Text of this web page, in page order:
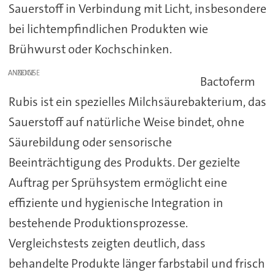
Sauerstoff in Verbindung mit Licht, insbesondere
bei lichtempfindlichen Produkten wie
Brühwurst oder Kochschinken.
ANZEIGE
Bactoferm
Rubis ist ein spezielles Milchsäurebakterium, das
Sauerstoff auf natürliche Weise bindet, ohne
Säurebildung oder sensorische
Beeinträchtigung des Produkts. Der gezielte
Auftrag per Sprühsystem ermöglicht eine
effiziente und hygienische Integration in
bestehende Produktionsprozesse.
Vergleichstests zeigten deutlich, dass
behandelte Produkte länger farbstabil und frisch